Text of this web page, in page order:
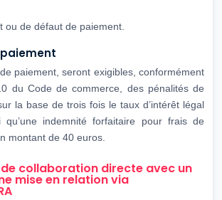
ou de défaut de paiement.
paiement, seront exigibles, conformément
du Code de commerce, des pénalités de
la base de trois fois le taux d’intérêt légal
qu’une indemnité forfaitaire pour frais de
montant de 40 euros.
collaboration directe avec un
mise en relation via